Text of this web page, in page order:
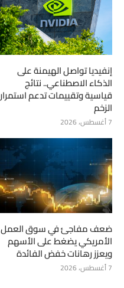
إنفيديا تواصل الهيمنة على
الذكاء الاصطناعي.. نتائج
قياسية وتقييمات تدعم استمرار
الزخم
7 أغسطس، 2026
ضعف مفاجئ في سوق العمل
الأمريكي يضغط على الأسهم
ويعزز رهانات خفض الفائدة
7 أغسطس، 2026